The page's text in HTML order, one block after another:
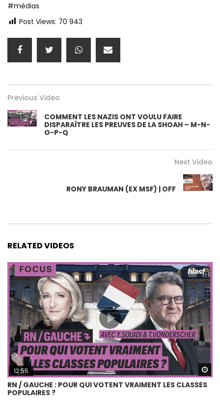
#médias
Post Views: 70 943
Previous Video
COMMENT LES NAZIS ONT VOULU FAIRE
DISPARAÎTRE LES PREUVES DE LA SHOAH – M-N-
O-P-Q
Next Video
RONY BRAUMAN (EX MSF) | OFF
RELATED VIDEOS
12:55
RN / GAUCHE : POUR QUI VOTENT VRAIMENT LES CLASSES
POPULAIRES ?